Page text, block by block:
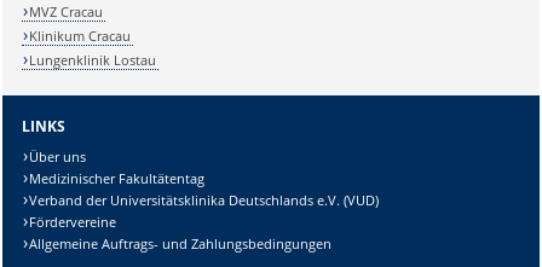
MVZ Cracau
Klinikum Cracau
Lungenklinik Lostau
LINKS
Über uns
Medizinischer Fakultätentag
Verband der Universitätsklinika Deutschlands e.V. (VUD)
Fördervereine
Allgemeine Auftrags- und Zahlungsbedingungen